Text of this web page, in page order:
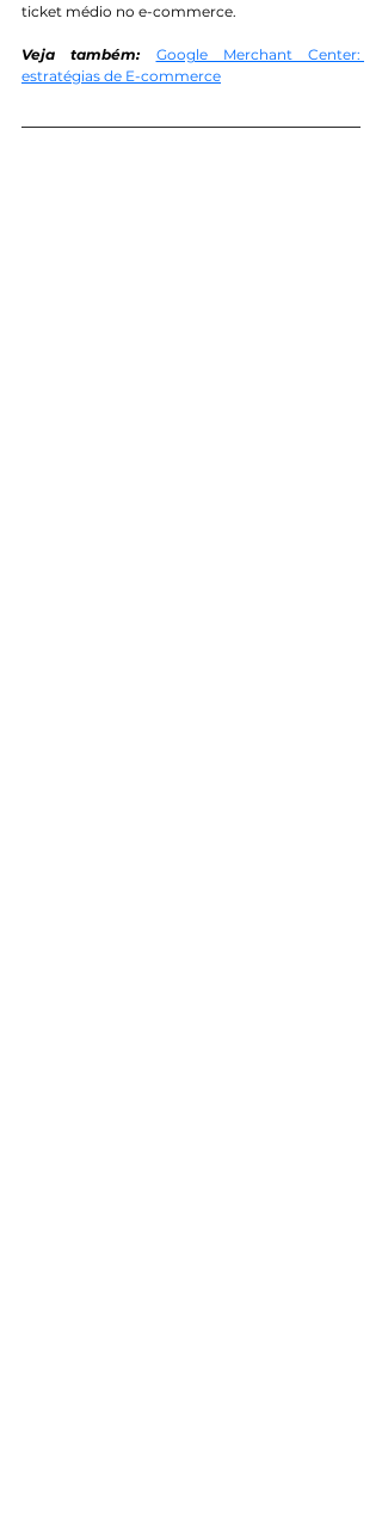
ticket médio no e-commerce.
Veja também:
Google Merchant Center:
estratégias de E-commerce